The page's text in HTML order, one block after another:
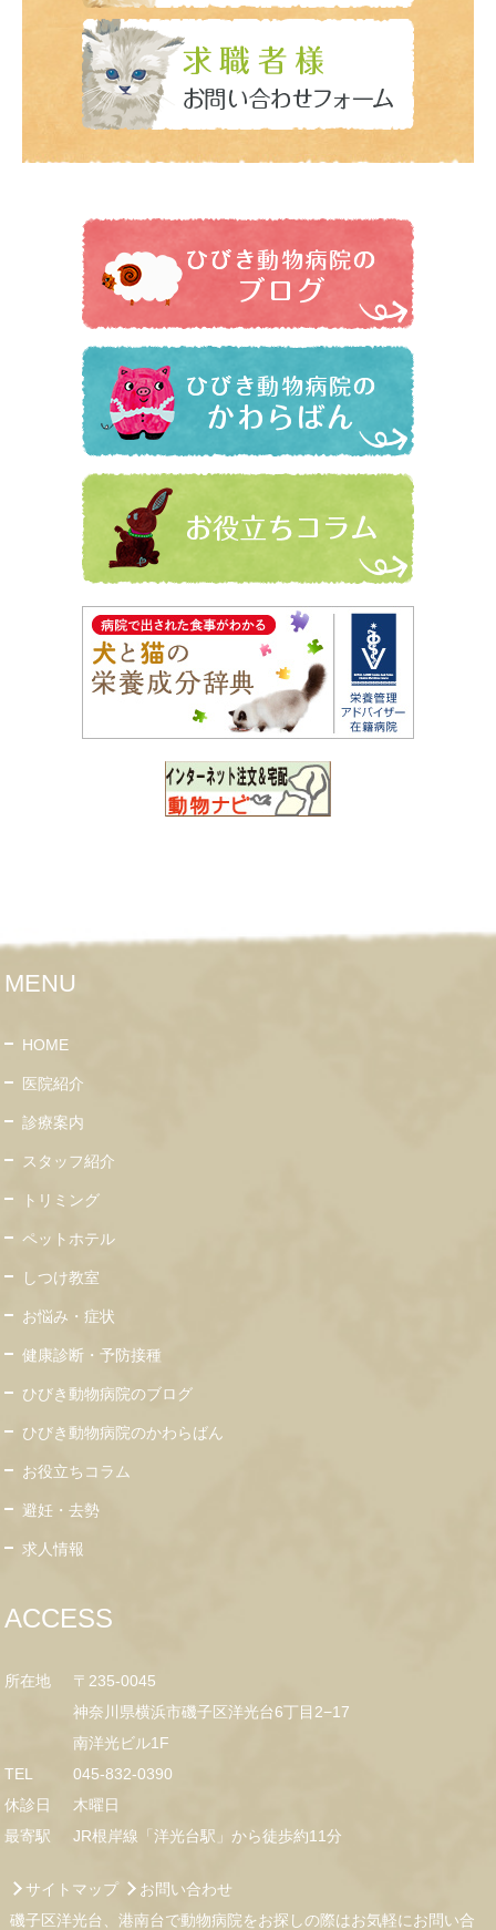
MENU
HOME
医院紹介
診療案内
スタッフ紹介
トリミング
ペットホテル
しつけ教室
お悩み・症状
健康診断・予防接種
ひびき動物病院のブログ
ひびき動物病院のかわらばん
お役立ちコラム
避妊・去勢
求人情報
ACCESS
所在地
〒235-0045
神奈川県横浜市磯子区洋光台6丁目2−17
南洋光ビル1F
TEL
045-832-0390
休診日
木曜日
最寄駅
JR根岸線「洋光台駅」から徒歩約11分
サイトマップ
お問い合わせ
磯子区洋光台、港南台で動物病院をお探しの際はお気軽にお問い合